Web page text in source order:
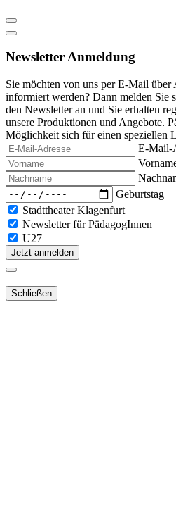
Newsletter Anmeldung
Sie möchten von uns per E-Mail über
informiert werden? Dann melden Sie
den Newsletter an und Sie erhalten
unsere Produktionen und Angebote.
Möglichkeit sich für einen speziellen
E-Mail-
Geburtstag
Stadttheater Klagenfurt
Newsletter für PädagogInnen
U27
Jetzt anmelden
Schließen